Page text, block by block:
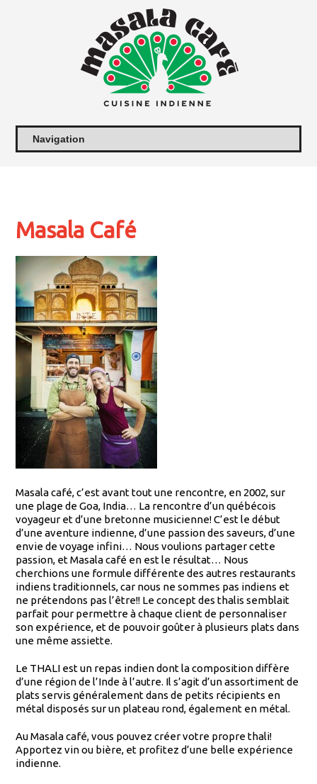
Masala Café
Masala café, c’est avant tout une rencontre, en 2002, sur
une plage de Goa, India… La rencontre d’un québécois
voyageur et d’une bretonne musicienne! C’est le début
d’une aventure indienne, d’une passion des saveurs, d’une
envie de voyage infini… Nous voulions partager cette
passion, et Masala café en est le résultat… Nous
cherchions une formule différente des autres restaurants
indiens traditionnels, car nous ne sommes pas indiens et
ne prétendons pas l’être!! Le concept des thalis semblait
parfait pour permettre à chaque client de personnaliser
son expérience, et de pouvoir goûter à plusieurs plats dans
une même assiette.
Le THALI est un repas indien dont la composition diffère
d’une région de l’Inde à l’autre. Il s’agit d’un assortiment de
plats servis généralement dans de petits récipients en
métal disposés sur un plateau rond, également en métal.
Au Masala café, vous pouvez créer votre propre thali!
Apportez vin ou bière, et profitez d’une belle expérience
indienne.